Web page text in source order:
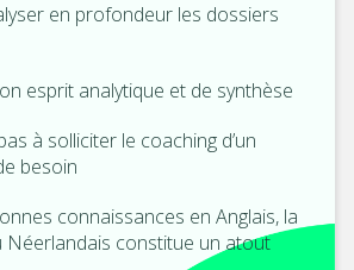
en profondeur les dossiers
esprit analytique et de synthèse
à solliciter le coaching d’un
besoin
connaissances en Anglais, la
Néerlandais constitue un atout